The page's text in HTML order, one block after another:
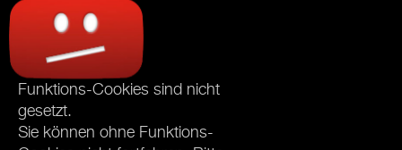
Funktions-Cookies sind nicht
gesetzt.
Sie können ohne Funktions-